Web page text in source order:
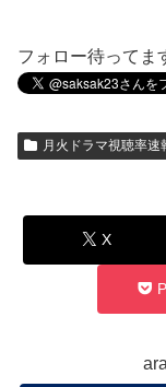
フォロー待ってま
月火ドラマ視聴率速
X